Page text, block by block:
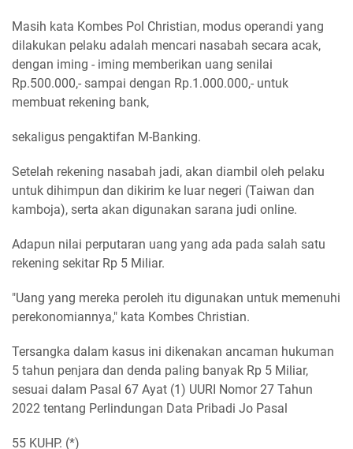
Masih kata Kombes Pol Christian, modus operandi yang
dilakukan pelaku adalah mencari nasabah secara acak,
dengan iming - iming memberikan uang senilai
Rp.500.000,- sampai dengan Rp.1.000.000,- untuk
membuat rekening bank,
sekaligus pengaktifan M-Banking.
Setelah rekening nasabah jadi, akan diambil oleh pelaku
untuk dihimpun dan dikirim ke luar negeri (Taiwan dan
kamboja), serta akan digunakan sarana judi online.
Adapun nilai perputaran uang yang ada pada salah satu
rekening sekitar Rp 5 Miliar.
"Uang yang mereka peroleh itu digunakan untuk memenuhi
perekonomiannya," kata Kombes Christian.
Tersangka dalam kasus ini dikenakan ancaman hukuman
5 tahun penjara dan denda paling banyak Rp 5 Miliar,
sesuai dalam Pasal 67 Ayat (1) UURI Nomor 27 Tahun
2022 tentang Perlindungan Data Pribadi Jo Pasal
55 KUHP. (*)